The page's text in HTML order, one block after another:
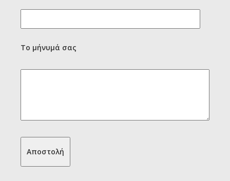
Το μήνυμά σας